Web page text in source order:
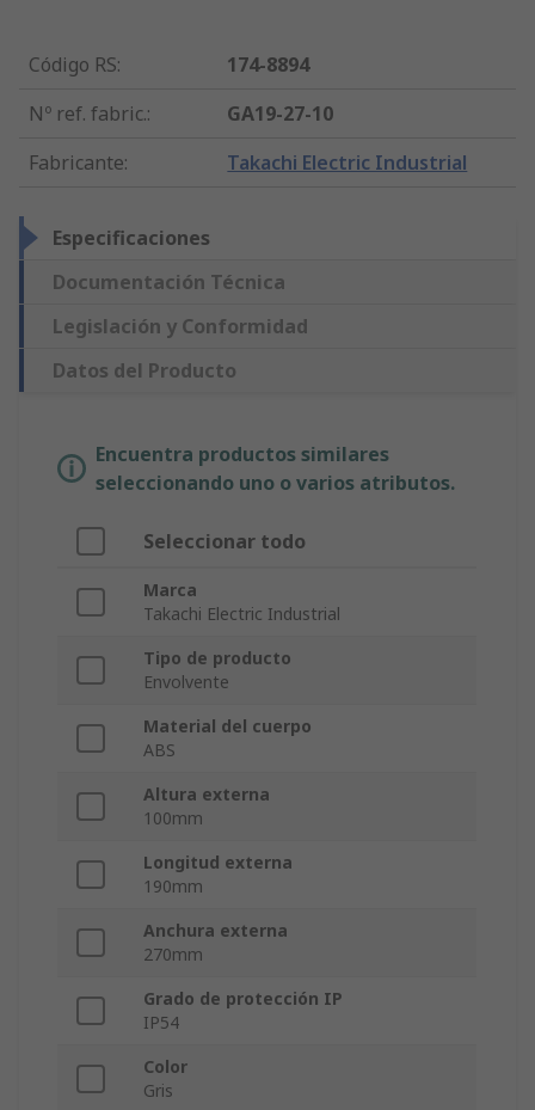
Código RS:
174-8894
Nº ref. fabric.:
GA19-27-10
Fabricante: Takachi Electric Industrial
Especificaciones
Documentación Técnica
Legislación y Conformidad
Datos del Producto
Encuentra productos similares
seleccionando uno o varios atributos.
Seleccionar todo
Marca
Takachi Electric Industrial
Tipo de producto
Envolvente
Material del cuerpo
ABS
Altura externa
100mm
Longitud externa
190mm
Anchura externa
270mm
Grado de protección IP
IP54
Color
Gris